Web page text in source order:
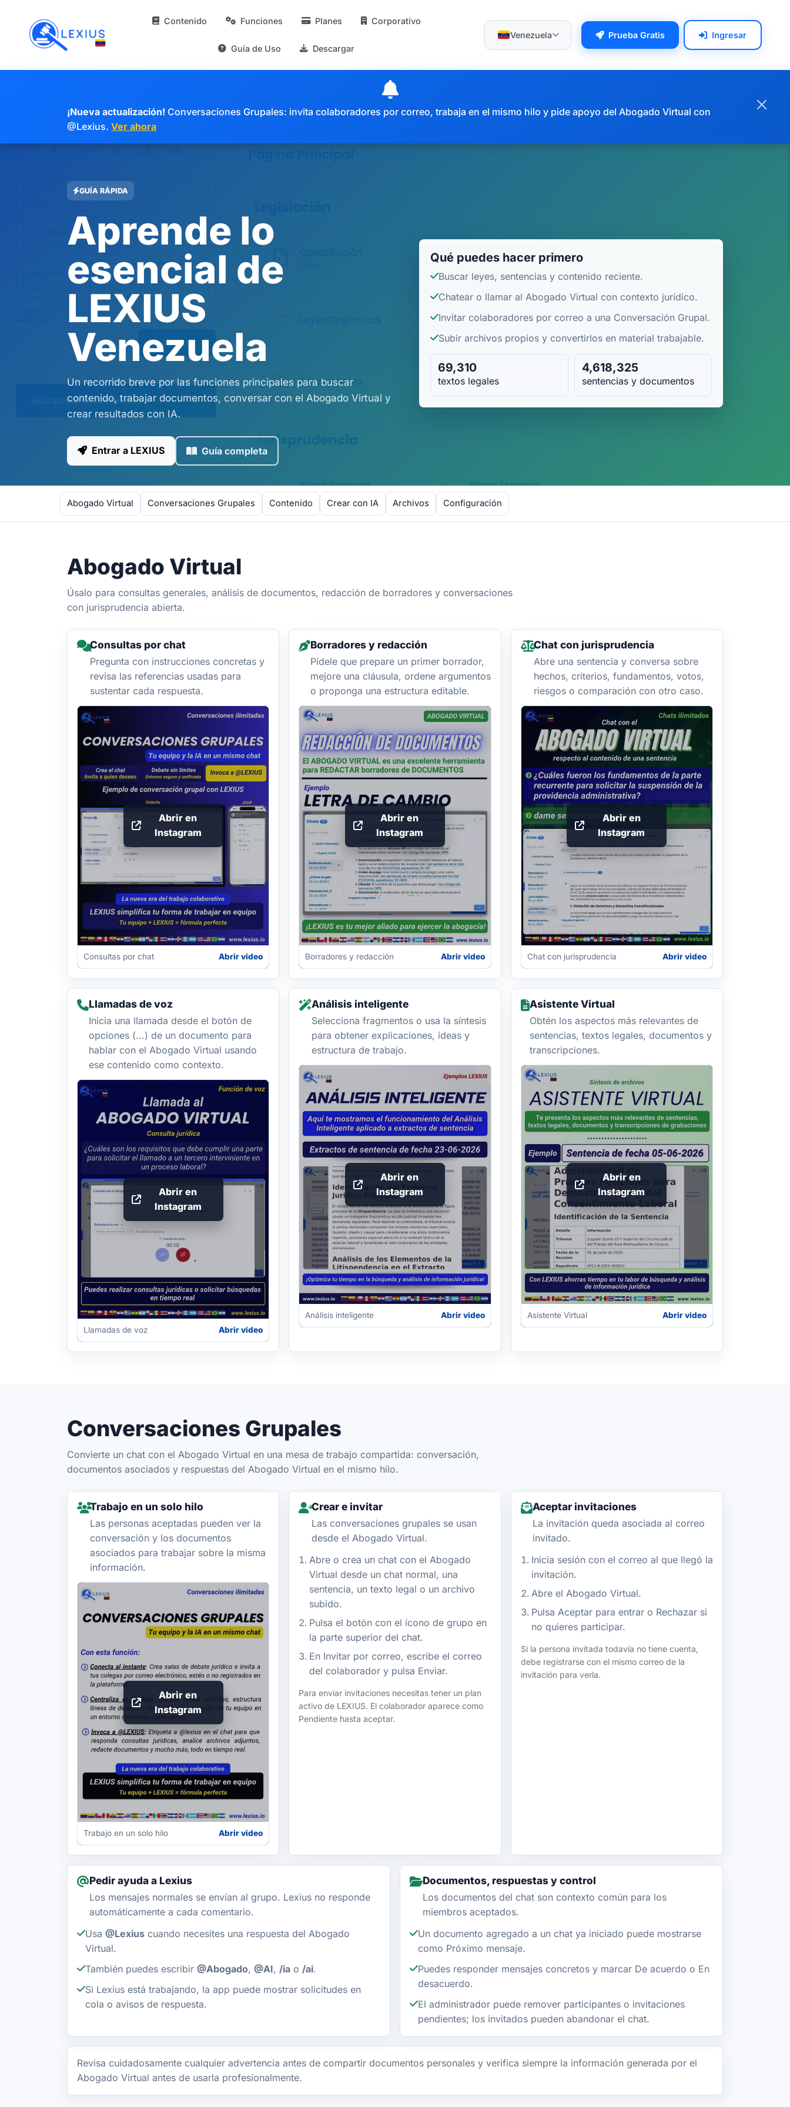
Contenido Funciones Planes Corporativo
Guía de Uso Descargar
Venezuela Prueba Gratis Ingresar
¡Nueva actualización! Conversaciones Grupales: invita colaboradores por correo, trabaja en el mismo hilo y pide apoyo del Abogado Virtual con
@Lexius. Ver ahora
GUÍA RÁPIDA
Aprende lo
esencial de
LEXIUS
Venezuela
Un recorrido breve por las funciones principales para buscar
contenido, trabajar documentos, conversar con el Abogado Virtual y
crear resultados con IA.
Entrar a LEXIUS Guía completa
Qué puedes hacer primero
Buscar leyes, sentencias y contenido reciente.
Chatear o llamar al Abogado Virtual con contexto jurídico.
Invitar colaboradores por correo a una Conversación Grupal.
Subir archivos propios y convertirlos en material trabajable.
69,310
textos legales
4,618,325
sentencias y documentos
Abogado Virtual Conversaciones Grupales Contenido Crear con IA Archivos Configuración
Abogado Virtual
Úsalo para consultas generales, análisis de documentos, redacción de borradores y conversaciones
con jurisprudencia abierta.
Consultas por chat
Pregunta con instrucciones concretas y
revisa las referencias usadas para
sustentar cada respuesta.
Abrir en
Instagram
Consultas por chat Abrir video
Borradores y redacción
Pídele que prepare un primer borrador,
mejore una cláusula, ordene argumentos
o proponga una estructura editable.
Abrir en
Instagram
Borradores y redacción Abrir video
Chat con jurisprudencia
Abre una sentencia y conversa sobre
hechos, criterios, fundamentos, votos,
riesgos o comparación con otro caso.
Abrir en
Instagram
Chat con jurisprudencia Abrir video
Llamadas de voz
Inicia una llamada desde el botón de
opciones (...) de un documento para
hablar con el Abogado Virtual usando
ese contenido como contexto.
Abrir en
Instagram
Llamadas de voz Abrir video
Análisis inteligente
Selecciona fragmentos o usa la síntesis
para obtener explicaciones, ideas y
estructura de trabajo.
Abrir en
Instagram
Análisis inteligente Abrir video
Asistente Virtual
Obtén los aspectos más relevantes de
sentencias, textos legales, documentos y
transcripciones.
Abrir en
Instagram
Asistente Virtual Abrir video
Conversaciones Grupales
Convierte un chat con el Abogado Virtual en una mesa de trabajo compartida: conversación,
documentos asociados y respuestas del Abogado Virtual en el mismo hilo.
Trabajo en un solo hilo
Las personas aceptadas pueden ver la
conversación y los documentos
asociados para trabajar sobre la misma
información.
Abrir en
Instagram
Trabajo en un solo hilo Abrir video
Crear e invitar
Las conversaciones grupales se usan
desde el Abogado Virtual.
Abre o crea un chat con el Abogado
Virtual desde un chat normal, una
sentencia, un texto legal o un archivo
subido.
Pulsa el botón con el ícono de grupo en
la parte superior del chat.
En Invitar por correo, escribe el correo
del colaborador y pulsa Enviar.
Para enviar invitaciones necesitas tener un plan
activo de LEXIUS. El colaborador aparece como
Pendiente hasta aceptar.
Aceptar invitaciones
La invitación queda asociada al correo
invitado.
Inicia sesión con el correo al que llegó la
invitación.
Abre el Abogado Virtual.
Pulsa Aceptar para entrar o Rechazar si
no quieres participar.
Si la persona invitada todavía no tiene cuenta,
debe registrarse con el mismo correo de la
invitación para verla.
Pedir ayuda a Lexius
Los mensajes normales se envían al grupo. Lexius no responde
automáticamente a cada comentario.
Usa @Lexius cuando necesites una respuesta del Abogado
Virtual.
También puedes escribir @Abogado, @AI, /ia o /ai.
Si Lexius está trabajando, la app puede mostrar solicitudes en
cola o avisos de respuesta.
Documentos, respuestas y control
Los documentos del chat son contexto común para los
miembros aceptados.
Un documento agregado a un chat ya iniciado puede mostrarse
como Próximo mensaje.
Puedes responder mensajes concretos y marcar De acuerdo o En
desacuerdo.
El administrador puede remover participantes o invitaciones
pendientes; los invitados pueden abandonar el chat.
Revisa cuidadosamente cualquier advertencia antes de compartir documentos personales y verifica siempre la información generada por el
Abogado Virtual antes de usarla profesionalmente.